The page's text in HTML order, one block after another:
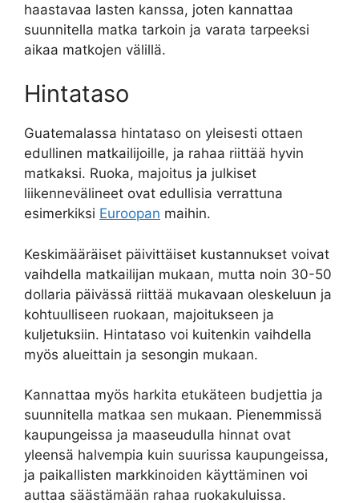
haastavaa lasten kanssa, joten kannattaa
suunnitella matka tarkoin ja varata tarpeeksi
aikaa matkojen välillä.
Hintataso
Guatemalassa hintataso on yleisesti ottaen
edullinen matkailijoille, ja rahaa riittää hyvin
matkaksi. Ruoka, majoitus ja julkiset
liikennevälineet ovat edullisia verrattuna
esimerkiksi Euroopan maihin.
Keskimääräiset päivittäiset kustannukset voivat
vaihdella matkailijan mukaan, mutta noin 30-50
dollaria päivässä riittää mukavaan oleskeluun ja
kohtuulliseen ruokaan, majoitukseen ja
kuljetuksiin. Hintataso voi kuitenkin vaihdella
myös alueittain ja sesongin mukaan.
Kannattaa myös harkita etukäteen budjettia ja
suunnitella matkaa sen mukaan. Pienemmissä
kaupungeissa ja maaseudulla hinnat ovat
yleensä halvempia kuin suurissa kaupungeissa,
ja paikallisten markkinoiden käyttäminen voi
auttaa säästämään rahaa ruokakuluissa.